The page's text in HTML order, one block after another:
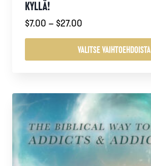
KYLLÄ!
$7.00 – $27.00Hintaluokka:
-
$27.00
VALITSE VAIHTOEHDOISTA
on
useampi
muunnelma.
Voit
tehdä
valinnat